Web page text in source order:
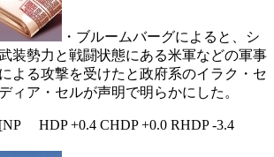
・ブルームバーグによると、シ
装勢力と戦闘状態にある米軍などの軍事
よる攻撃を受けたと政府系のイラク・セ
ィア・セルが声明で明らかにした。
[NP HDP +0.4 CHDP +0.0 RHDP -3.4